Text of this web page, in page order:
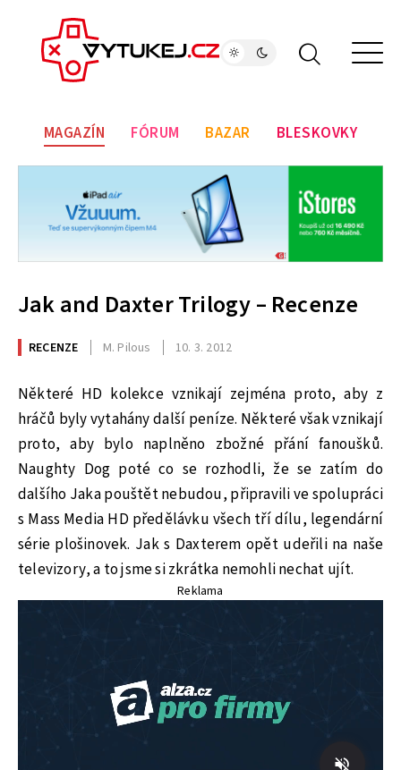
MAGAZÍN FÓRUM BAZAR BLESKOVKY
Jak and Daxter Trilogy – Recenze
RECENZE M. Pilous 10. 3. 2012
Některé HD kolekce vznikají zejména proto, aby z
hráčů byly vytahány další peníze. Některé však vznikají
proto, aby bylo naplněno zbožné přání fanoušků.
Naughty Dog poté co se rozhodli, že se zatím do
dalšího Jaka pouštět nebudou, připravili ve spolupráci
s Mass Media HD předělávku všech tří dílu, legendární
série plošinovek. Jak s Daxterem opět udeřili na naše
televizory, a to jsme si zkrátka nemohli nechat ujít.
Reklama